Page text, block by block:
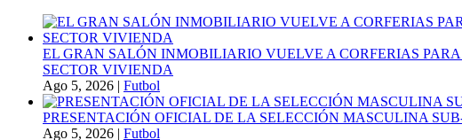
EL GRAN SALÓN INMOBILIARIO VUELVE A CORFERIAS
SECTOR VIVIENDA
Ago 5, 2026 | Futbol
PRESENTACIÓN OFICIAL DE LA SELECCIÓN MASCULINA
Ago 5, 2026 | Futbol